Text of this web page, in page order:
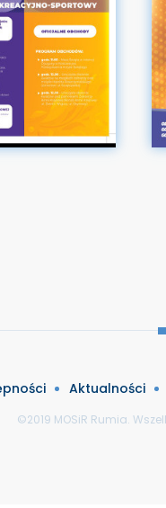
Aktualności
©2019 MOSiR Rumia.